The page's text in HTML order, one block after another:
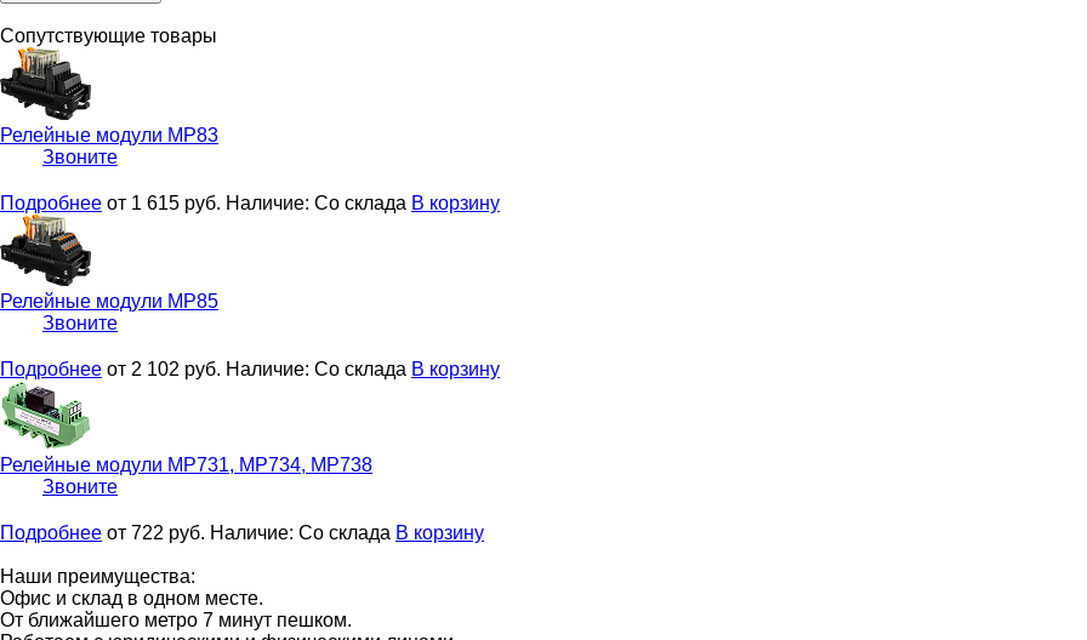
Сопутствующие товары
Релейные модули МР83
Звоните
Подробнее от 1 615 руб. Наличие: Со склада В корзину
Релейные модули МР85
Звоните
Подробнее от 2 102 руб. Наличие: Со склада В корзину
Релейные модули МР731, МР734, МР738
Звоните
Подробнее от 722 руб. Наличие: Со склада В корзину
Наши преимущества:
Офис и склад в одном месте.
От ближайшего метро 7 минут пешком.